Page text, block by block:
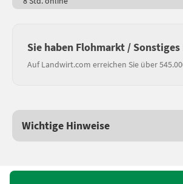
Sie haben Flohmarkt /
Auf Landwirt.com erreichen Sie über
Wichtige Hinweise